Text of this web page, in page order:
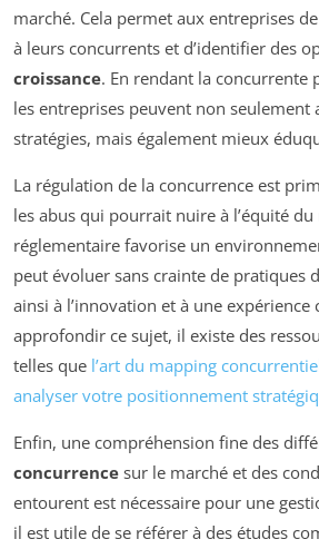
marché. Cela permet aux entreprises
à leurs concurrents et d’identifier des
croissance. En rendant la concurrente
les entreprises peuvent non seulement
stratégies, mais également mieux
La régulation de la concurrence est
les abus qui pourrait nuire à l’équité
réglementaire favorise un
peut évoluer sans crainte de pratiques
ainsi à l’innovation et à une
approfondir ce sujet, il existe des
telles que l’art du mapping
analyser votre positionnement
Enfin, une compréhension fine des
concurrence sur le marché et des
entourent est nécessaire pour une
il est utile de se référer à des études